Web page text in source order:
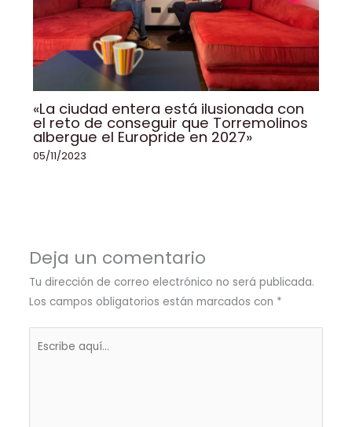
«La ciudad entera está ilusionada con
el reto de conseguir que Torremolinos
albergue el Europride en 2027»
05/11/2023
Deja un comentario
Tu dirección de correo electrónico no será publicada.
Los campos obligatorios están marcados con *